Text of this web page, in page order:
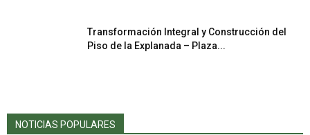
Transformación Integral y Construcción del
Piso de la Explanada – Plaza...
NOTICIAS POPULARES